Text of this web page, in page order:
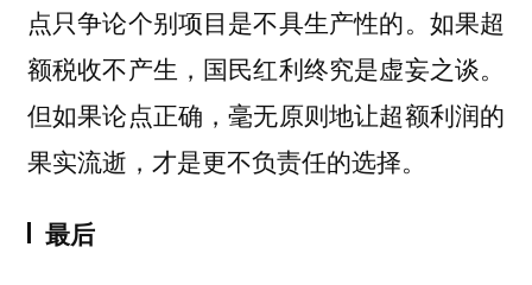
点只争论个别项目是不具生产性的。如果超
额税收不产生，国民红利终究是虚妄之谈。
但如果论点正确，毫无原则地让超额利润的
果实流逝，才是更不负责任的选择。
最后